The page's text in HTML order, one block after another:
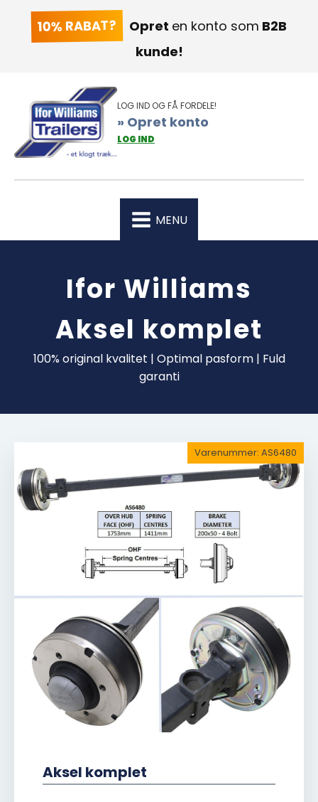
10% RABAT? Opret en konto som B2B
kunde!
LOG IND OG FÅ FORDELE!
» Opret konto
LOG IND
MENU
Ifor Williams
Aksel komplet
100% original kvalitet | Optimal pasform | Fuld
garanti
Aksel komplet
Varenummer: AS6480